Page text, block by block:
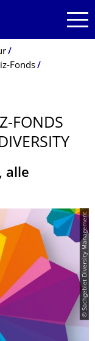
Fonds
FONDS
alle
© Sachgebiet Diversity Management